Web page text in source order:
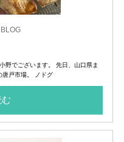
野でございます。 先日、山口県ま
唐戸市場。 ノドグ